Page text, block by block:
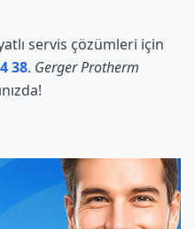
servis çözümleri için
38. Gerger Protherm